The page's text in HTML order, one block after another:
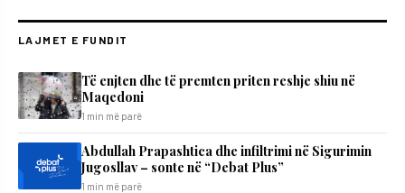
LAJMET E FUNDIT
Të enjten dhe të premten priten reshje shiu në
Maqedoni
1 min më parë
Abdullah Prapashtica dhe infiltrimi në Sigurimin
Jugosllav – sonte në “Debat Plus”
1 min më parë